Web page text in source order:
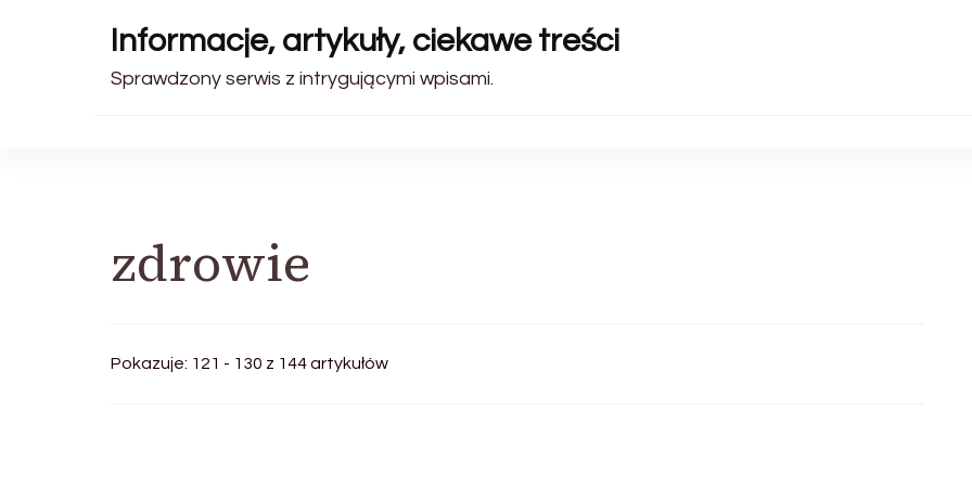
Informacje, artykuły, ciekawe treści
Sprawdzony serwis z intrygującymi wpisami.
zdrowie
Pokazuje: 121 - 130 z 144 artykułów